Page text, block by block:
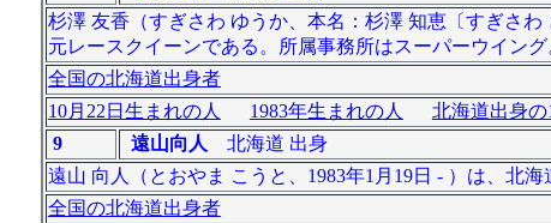
杉澤 友香（すぎさわ ゆうか、本名：杉澤 知恵〔すぎさわ
元レースクイーンである。所属事務所はスーパーウイング
全国の北海道出身者
10月22日生まれの人
1983年生まれの人
北海道出身の
9
遠山向人 北海道 出身
遠山 向人（とおやま こうと、1983年1月19日 - ）は、北
全国の北海道出身者